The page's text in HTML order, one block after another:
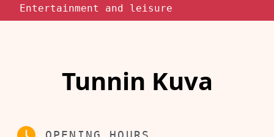
Entertainment and leisure
Tunnin Kuva